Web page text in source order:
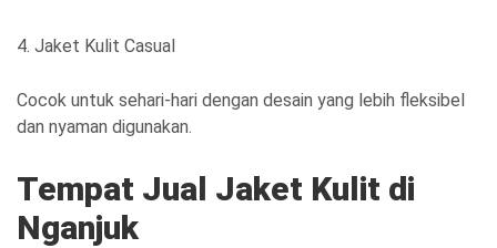
4. Jaket Kulit Casual
Cocok untuk sehari-hari dengan desain yang lebih fleksibel
dan nyaman digunakan.
Tempat Jual Jaket Kulit di
Nganjuk